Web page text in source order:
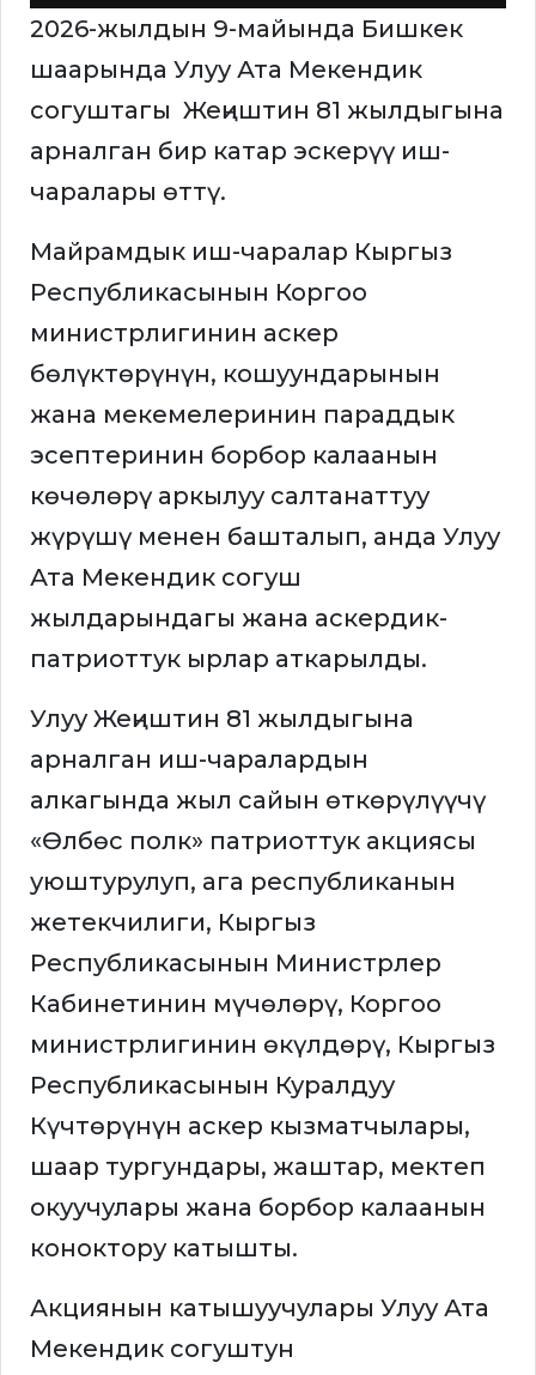
2026-жылдын 9-майында Бишкек
шаарында Улуу Ата Мекендик
согуштагы Жеңиштин 81 жылдыгына
арналган бир катар эскерүү иш-
чаралары өттү.
Майрамдык иш-чаралар Кыргыз
Республикасынын Коргоо
министрлигинин аскер
бөлүктөрүнүн, кошуундарынын
жана мекемелеринин параддык
эсептеринин борбор калаанын
көчөлөрү аркылуу салтанаттуу
жүрүшү менен башталып, анда Улуу
Ата Мекендик согуш
жылдарындагы жана аскердик-
патриоттук ырлар аткарылды.
Улуу Жеңиштин 81 жылдыгына
арналган иш-чаралардын
алкагында жыл сайын өткөрүлүүчү
«Өлбөс полк» патриоттук акциясы
уюштурулуп, ага республиканын
жетекчилиги, Кыргыз
Республикасынын Министрлер
Кабинетинин мүчөлөрү, Коргоо
министрлигинин өкүлдөрү, Кыргыз
Республикасынын Куралдуу
Күчтөрүнүн аскер кызматчылары,
шаар тургундары, жаштар, мектеп
окуучулары жана борбор калаанын
коноктору катышты.
Акциянын катышуучулары Улуу Ата
Мекендик согуштун